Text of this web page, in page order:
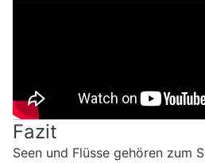
Fazit
Seen und Flüsse gehören zum